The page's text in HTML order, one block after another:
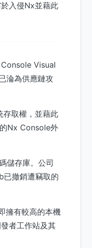
入侵Nx並藉此
Visual
淪為供應鏈攻
存取權，並藉此
Nx Console外
儲存庫。公司
已撤銷遭竊取的
擁有較高的本機
者工作站及其